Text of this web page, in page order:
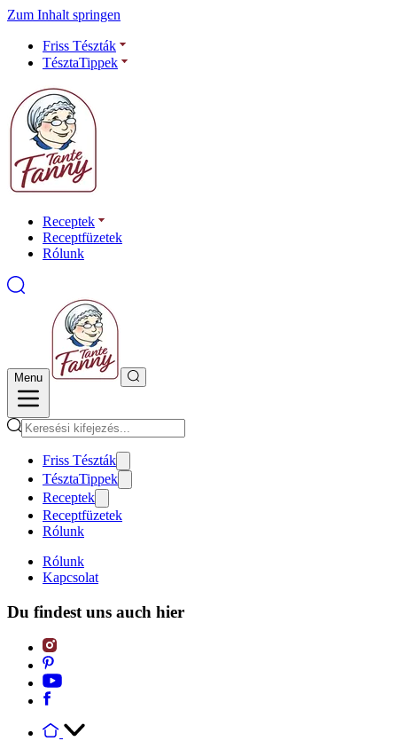
Zum Inhalt springen
Friss Tészták
TésztaTippek
Receptek
Receptfüzetek
Rólunk
Menu
Friss Tészták
TésztaTippek
Receptek
Receptfüzetek
Rólunk
Rólunk
Kapcsolat
Du findest uns auch hier